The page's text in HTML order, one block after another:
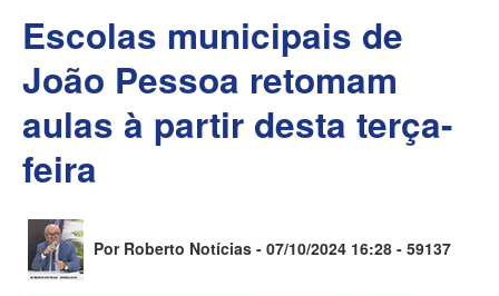
Escolas municipais de
João Pessoa retomam
aulas à partir desta terça-
feira
Por Roberto Notícias - 07/10/2024 16:28 - 59137